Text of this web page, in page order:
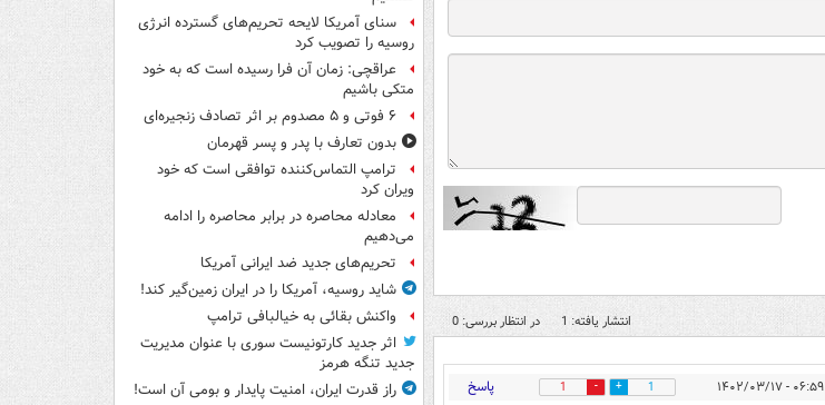
انتشار یافته: 1 در انتظار بررسی: 0
۰۶:۵۹ - ۱۴۰۲/۰۳/۱۷ 1
1 پاسخ
سنای آمریکا لایحه تحریم‌های گسترده انرژی
روسیه را تصویب کرد
عراقچی: زمان آن فرا رسیده است که به خود
متکی باشیم
۶ فوتی و ۵ مصدوم بر اثر تصادف زنجیره‌ای
بدون تعارف با پدر و پسر قهرمان
ترامپ التماس‌کننده توافقی است که خود
ویران کرد
معادله محاصره در برابر محاصره را ادامه
می‌دهیم
تحریم‌های جدید ضد ایرانی آمریکا
شاید روسیه، آمریکا را در ایران زمین‌گیر کند!
واکنش بقائی به خیالبافی ترامپ
اثر جدید کارتونیست سوری با عنوان مدیریت
جدید تنگه هرمز
راز قدرت ایران، امنیت پایدار و بومی آن است!